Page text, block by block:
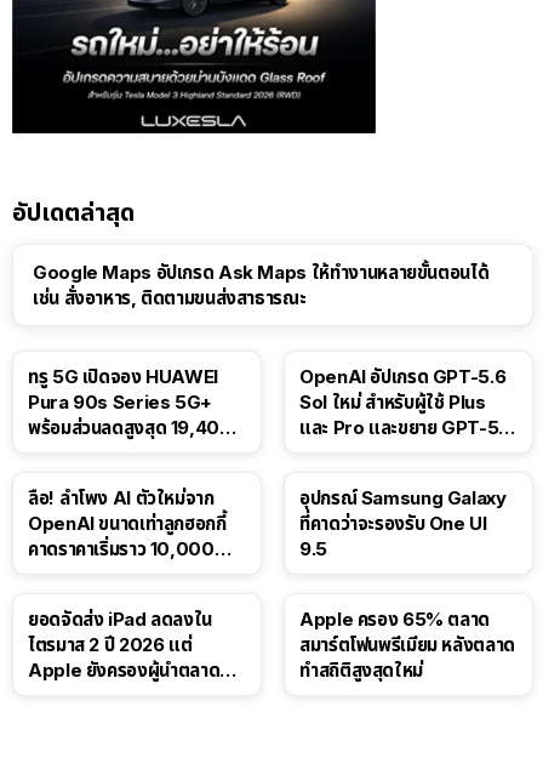
อัปเดตล่าสุด
Google Maps อัปเกรด Ask Maps ให้ทำงานหลายขั้นตอนได้
เช่น สั่งอาหาร, ติดตามขนส่งสาธารณะ
ทรู 5G เปิดจอง HUAWEI
Pura 90s Series 5G+
พร้อมส่วนลดสูงสุด 19,400
OpenAI อัปเกรด GPT-5.6
Sol ใหม่ สำหรับผู้ใช้ Plus
และ Pro และขยาย GPT-5.6
ลือ! ลำโพง AI ตัวใหม่จาก
OpenAI ขนาดเท่าลูกฮอกกี้
คาดราคาเริ่มราว 10,000
อุปกรณ์ Samsung Galaxy
ที่คาดว่าจะรองรับ One UI
9.5
ยอดจัดส่ง iPad ลดลงใน
ไตรมาส 2 ปี 2026 แต่
Apple ยังครองผู้นำตลาด
Apple ครอง 65% ตลาด
สมาร์ตโฟนพรีเมียม หลังตลาด
ทำสถิติสูงสุดใหม่